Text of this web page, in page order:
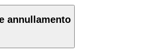
annullamento